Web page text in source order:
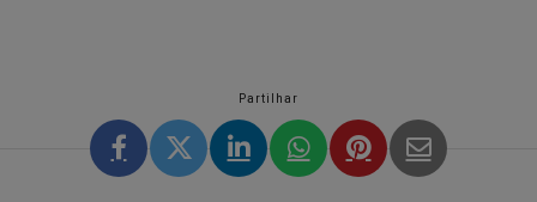
Partilhar